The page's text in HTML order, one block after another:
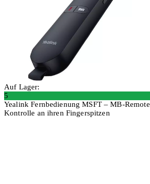
Auf Lager:
5
Yealink Fernbedienung MSFT – MB-Remote
Kontrolle an ihren Fingerspitzen